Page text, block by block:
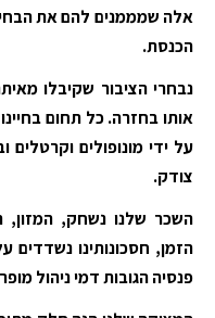
אלה שמממנים להם את
הכנסת.
נבחרי הציבור שקיבלו
אותו בחזרה.כל תחום
על ידי מונופולים וקרטלים
צודק.
השכר שלנו נשחק,
הזמן, חסכונותינו נשדדים
פנסיה הגובות דמי ניהול